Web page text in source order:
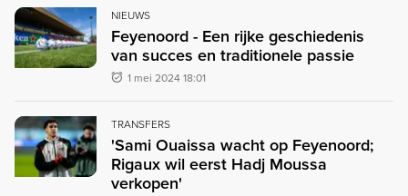
NIEUWS
Feyenoord - Een rijke geschiedenis
van succes en traditionele passie
1 mei 2024 18:01
TRANSFERS
'Sami Ouaissa wacht op Feyenoord;
Rigaux wil eerst Hadj Moussa
verkopen'